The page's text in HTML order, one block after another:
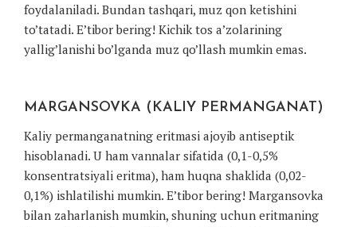
foydalaniladi. Bundan tashqari, muz qon ketishini
to’tatadi. E’tibor bering! Kichik tos a’zolarining
yallig’lanishi bo’lganda muz qo’llash mumkin emas.
MARGANSOVKA (KALIY PERMANGANAT)
Kaliy permanganatning eritmasi ajoyib antiseptik
hisoblanadi. U ham vannalar sifatida (0,1-0,5%
konsentratsiyali eritma), ham huqna shaklida (0,02-
0,1%) ishlatilishi mumkin. E’tibor bering! Margansovka
bilan zaharlanish mumkin, shuning uchun eritmaning